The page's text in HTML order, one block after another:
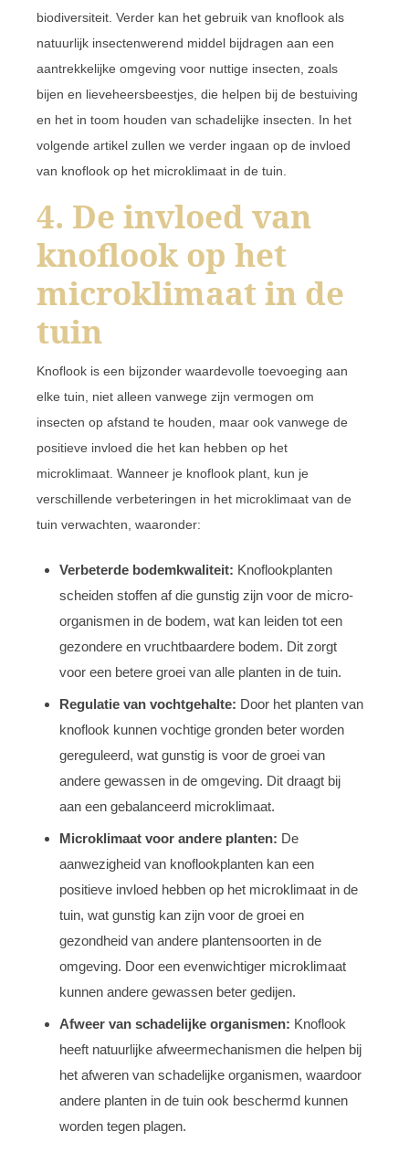
biodiversiteit. Verder kan het gebruik van knoflook als
natuurlijk insectenwerend middel bijdragen aan een
aantrekkelijke omgeving voor nuttige insecten, zoals
bijen en lieveheersbeestjes, die helpen bij de bestuiving
en het in toom houden van schadelijke insecten. In het
volgende artikel zullen we verder ingaan op de invloed
van knoflook op het microklimaat in de tuin.
4. De invloed van
knoflook op het
microklimaat in de
tuin
Knoflook is een bijzonder waardevolle toevoeging aan
elke tuin, niet alleen vanwege zijn vermogen om
insecten op afstand te houden, maar ook vanwege de
positieve invloed die het kan hebben op het
microklimaat. Wanneer je knoflook plant, kun je
verschillende verbeteringen in het microklimaat van de
tuin verwachten, waaronder:
Verbeterde bodemkwaliteit: Knoflookplanten
scheiden stoffen af die gunstig zijn voor de micro-
organismen in de bodem, wat kan leiden tot een
gezondere en vruchtbaardere bodem. Dit zorgt
voor een betere groei van alle planten in de tuin.
Regulatie van vochtgehalte: Door het planten van
knoflook kunnen vochtige gronden beter worden
gereguleerd, wat gunstig is voor de groei van
andere gewassen in de omgeving. Dit draagt bij
aan een gebalanceerd microklimaat.
Microklimaat voor andere planten: De
aanwezigheid van knoflookplanten kan een
positieve invloed hebben op het microklimaat in de
tuin, wat gunstig kan zijn voor de groei en
gezondheid van andere plantensoorten in de
omgeving. Door een evenwichtiger microklimaat
kunnen andere gewassen beter gedijen.
Afweer van schadelijke organismen: Knoflook
heeft natuurlijke afweermechanismen die helpen bij
het afweren van schadelijke organismen, waardoor
andere planten in de tuin ook beschermd kunnen
worden tegen plagen.